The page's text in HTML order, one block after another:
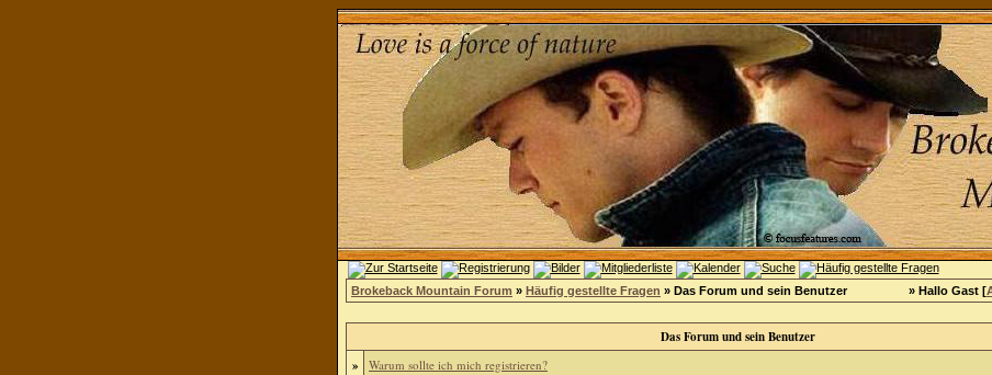
Brokeback Mountain Forum » Häufig gestellte Fragen » Das Forum und sein Benutzer » Hallo Gast [
Das Forum und sein Benutzer
»
Warum sollte ich mich registrieren?